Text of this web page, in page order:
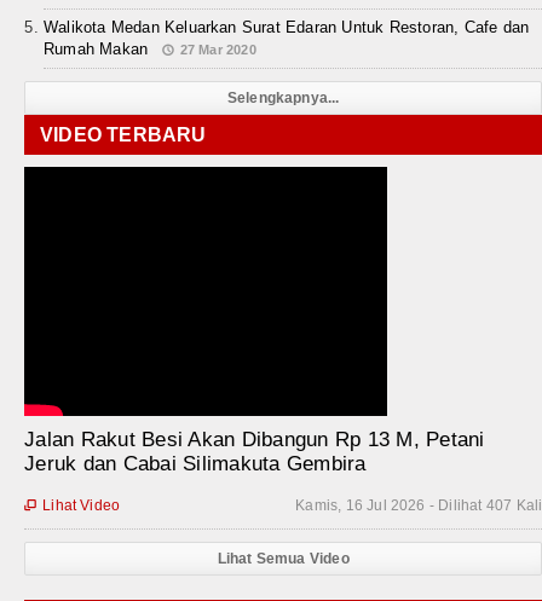
Walikota Medan Keluarkan Surat Edaran Untuk Restoran, Cafe dan
Rumah Makan
27 Mar 2020
Selengkapnya...
VIDEO TERBARU
Jalan Rakut Besi Akan Dibangun Rp 13 M, Petani
Jeruk dan Cabai Silimakuta Gembira
Kamis, 16 Jul 2026 - Dilihat 407 Kali
 Lihat Video
Lihat Semua Video